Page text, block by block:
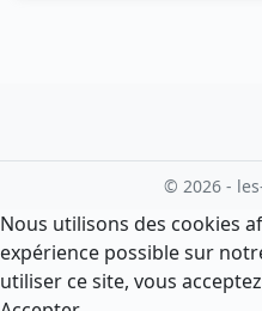
© 2026 -
Nous utilisons des cookies
expérience possible sur
utiliser ce site, vous